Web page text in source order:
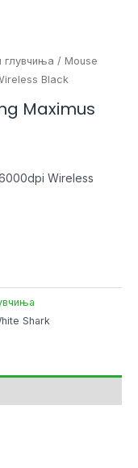
глувчиња / Mouse
Black
Maximus
Wireless
Shark